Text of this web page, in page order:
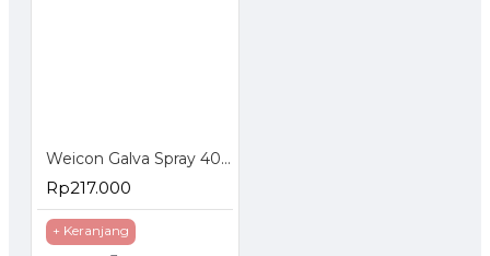
Weicon Galva Spray 400 ml Corrosion Protection Pelapis Anti Karat
Rp217.000
+ Keranjang